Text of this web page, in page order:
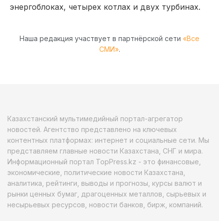
энергоблоках, четырех котлах и двух турбинах.
Наша редакция участвует в партнёрской сети «Все
СМИ».
Казахстанский мультимедийный портал-агрегатор
новостей. Агентство представлено на ключевых
контентных платформах: интернет и социальные сети. Мы
представляем главные новости Казахстана, СНГ и мира.
Информационный портал TopPress.kz - это финансовые,
экономические, политические новости Казахстана,
аналитика, рейтинги, выводы и прогнозы, курсы валют и
рынки ценных бумаг, драгоценных металлов, сырьевых и
несырьевых ресурсов, новости банков, бирж, компаний.